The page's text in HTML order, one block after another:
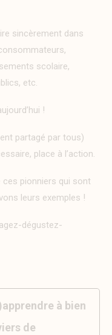
sincèrement dans
scolaire,
etc.
!
partagé par tous)
place à l’action.
pionniers qui sont
leurs exemples !
dégustez-
à bien
de